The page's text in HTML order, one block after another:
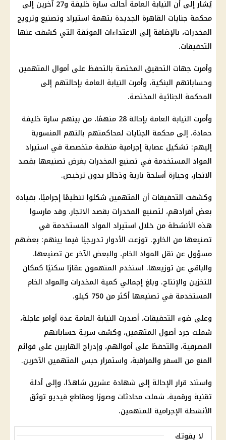
يُشار إلى أن النيابة العامة أحالت سارة خليفة و27 آخرين إلى
محكمة جنايات القاهرة الجديدة بتهمة استيراد وتصنيع وترويج
المخدرات، بالإضافة إلى الاعتداءات الموثقة التي كشفت عنها
التحقيقات.
وأمرت جهات التحقيق المختصة بالتحفظ على أموال المتهمين
وحساباتهم البنكية، وأمرت النيابة العامة بإحالتهم إلى
المحكمة الجنائية المختصة.
وأمرت النيابة العامة بإحالة 28 متهمًا، من بينهم سارة خليفة
حمادة، إلى محكمة الجنايات لمحاكمتهم بالتهم المنسوبة
إليهم: تشكيل عصابة إجرامية منظمة متخصصة في استيراد
المواد المستخدمة في تصنيع المخدرات بغرض تصنيعها بقصد
الاتجار، وحيازة أسلحة نارية وذخائر بدون ترخيص.
وكشفت التحقيقات أن المتهمين شكلوا تنظيمًا إجراميًا، بقيادة
بعض أفرادهم، لتصنيع المخدرات بقصد الاتجار. وقد مارسوا
هذه الأنشطة من خلال استيراد المواد المستخدمة في
تصنيعها من الخارج. توزعت الأدوار تدريجيًا فيما بينهم: بعضهم
مسؤول عن نقل المواد الخام، والبعض الآخر عن تصنيعها،
والباقي عن توزيعها. استخدم المتهمون عقارًا سكنيًا كمكان
للتخزين والإنتاج. وبلغ إجمالي كمية المخدرات والمواد الخام
المستخدمة في تصنيعها أكثر من 750 كيلو.
وعلى ضوء التحقيقات، أصدرت النيابة العامة عدة أوامر عاجلة،
شملت جرد أصول المتهمين، وكشف سرية حساباتهم
المصرفية، والتحفظ على أموالهم، وإدراج الهاربين على قوائم
المنع من السفر والمراقبة، واستمرار حبس المتهمين الآخرين.
واستند قرار الإحالة إلى شهادة عشرين شاهدًا، وإلى أدلة
تقنية ورقمية، شملت محادثات وصورًا ومقاطع فيديو توثق
الأنشطة الإجرامية للمتهمين.
لا يفوتك